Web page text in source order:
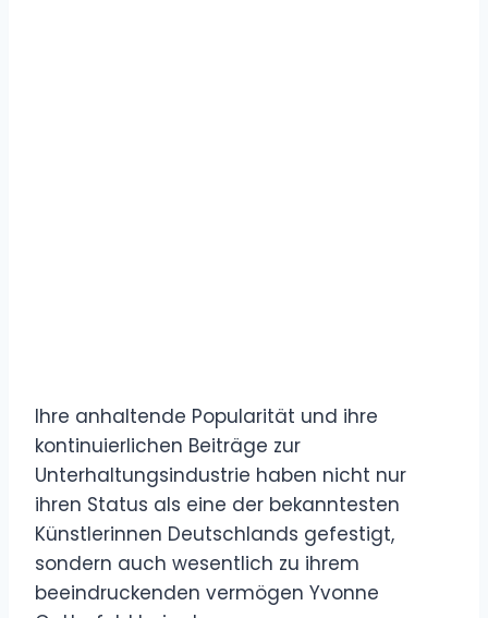
Ihre anhaltende Popularität und ihre
kontinuierlichen Beiträge zur
Unterhaltungsindustrie haben nicht nur
ihren Status als eine der bekanntesten
Künstlerinnen Deutschlands gefestigt,
sondern auch wesentlich zu ihrem
beeindruckenden vermögen Yvonne